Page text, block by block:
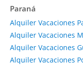
Paraná
Alquiler Vacaciones
Alquiler Vacaciones
Alquiler Vacaciones
Alquiler Vacaciones